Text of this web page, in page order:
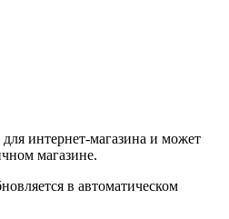
интернет-магазина и может
магазине.
в автоматическом